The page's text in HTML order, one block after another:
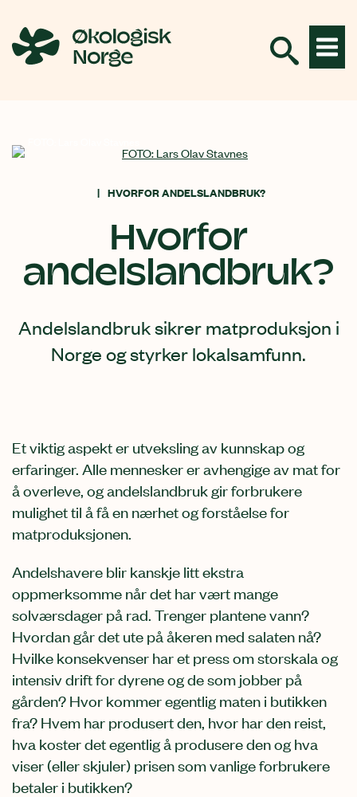
innhold
HVORFOR ANDELSLANDBRUK?
Hvorfor
andelslandbruk?
Andelslandbruk sikrer matproduksjon i
Norge og styrker lokalsamfunn.
Et viktig aspekt er utveksling av kunnskap og
erfaringer. Alle mennesker er avhengige av mat for
å overleve, og andelslandbruk gir forbrukere
mulighet til å få en nærhet og forståelse for
matproduksjonen.
Andelshavere blir kanskje litt ekstra
oppmerksomme når det har vært mange
solværsdager på rad. Trenger plantene vann?
Hvordan går det ute på åkeren med salaten nå?
Hvilke konsekvenser har et press om storskala og
intensiv drift for dyrene og de som jobber på
gården? Hvor kommer egentlig maten i butikken
fra? Hvem har produsert den, hvor har den reist,
hva koster det egentlig å produsere den og hva
viser (eller skjuler) prisen som vanlige forbrukere
betaler i butikken?